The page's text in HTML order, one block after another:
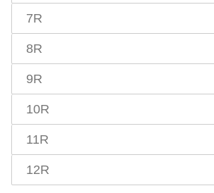
7R
8R
9R
10R
11R
12R